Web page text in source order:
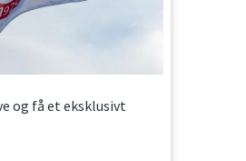
og få et eksklusivt